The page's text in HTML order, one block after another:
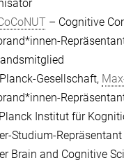
– Cognitive
Gesellschaft,
Institut für
Studium-Repräsentant
Brain and Cognitive